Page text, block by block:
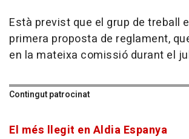
Està previst que el grup de treball
primera proposta de reglament,
en la mateixa comissió durant el
Contingut patrocinat
El més llegit en Aldia Espanya